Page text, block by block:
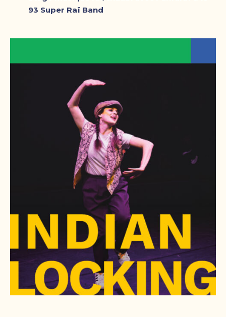
93 Super Raï Band